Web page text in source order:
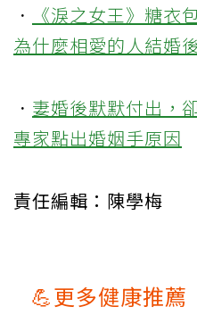
．
《淚之女王》糖衣
為什麼相愛的人結婚
． 妻婚後默默付出，
專家點出婚姻手原因
責任編輯：陳學梅
💪更多健康推薦